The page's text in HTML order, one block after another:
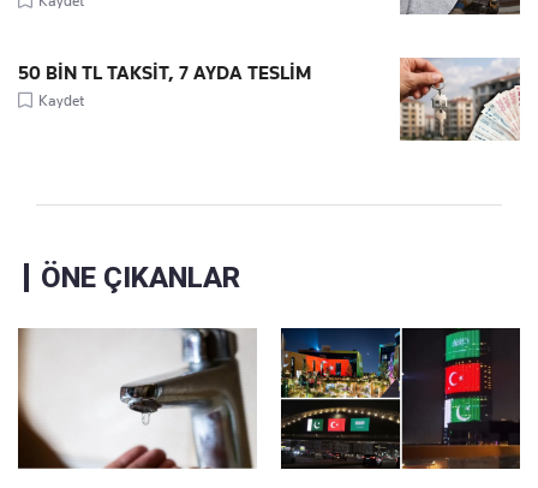
50 BİN TL TAKSİT, 7 AYDA TESLİM
Kaydet
ÖNE ÇIKANLAR